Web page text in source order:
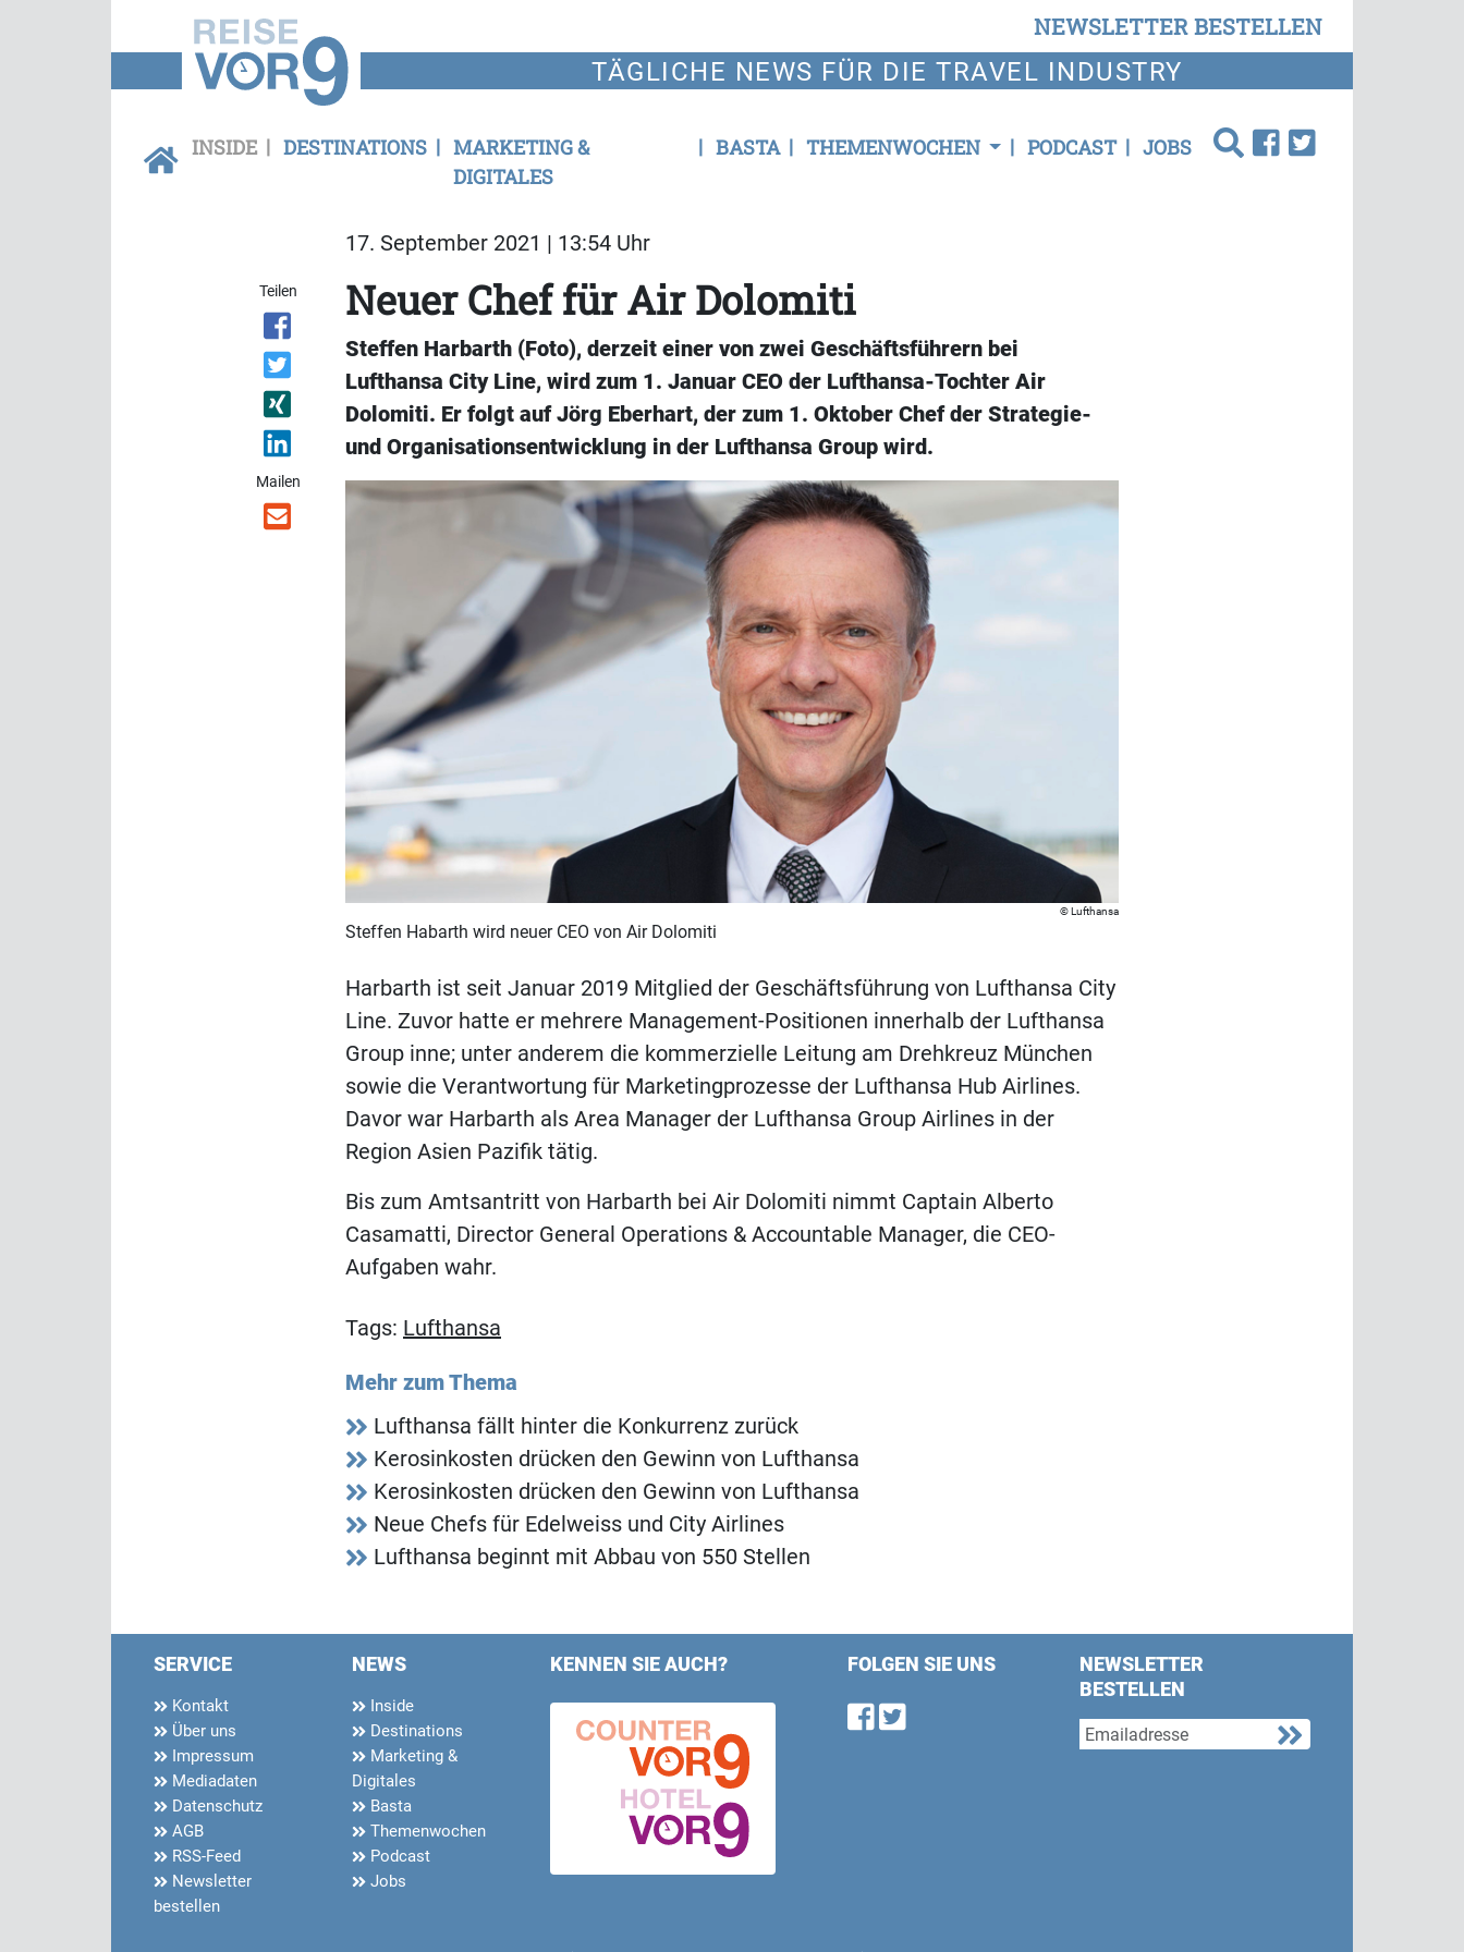
NEWSLETTER BESTELLEN
TÄGLICHE NEWS FÜR DIE TRAVEL INDUSTRY
INSIDE DESTINATIONS
MARKETING &
DIGITALES
BASTA THEMENWOCHEN PODCAST JOBS
17. September 2021 | 13:54 Uhr
Teilen
Mailen
Neuer Chef für Air Dolomiti
Steffen Harbarth (Foto), derzeit einer von zwei Geschäftsführern bei
Lufthansa City Line, wird zum 1. Januar CEO der Lufthansa-Tochter Air
Dolomiti. Er folgt auf Jörg Eberhart, der zum 1. Oktober Chef der Strategie-
und Organisationsentwicklung in der Lufthansa Group wird.
Lufthansa
Steffen Habarth wird neuer CEO von Air Dolomiti
Harbarth ist seit Januar 2019 Mitglied der Geschäftsführung von Lufthansa City
Line. Zuvor hatte er mehrere Management-Positionen innerhalb der Lufthansa
Group inne; unter anderem die kommerzielle Leitung am Drehkreuz München
sowie die Verantwortung für Marketingprozesse der Lufthansa Hub Airlines.
Davor war Harbarth als Area Manager der Lufthansa Group Airlines in der
Region Asien Pazifik tätig.
Bis zum Amtsantritt von Harbarth bei Air Dolomiti nimmt Captain Alberto
Casamatti, Director General Operations & Accountable Manager, die CEO-
Aufgaben wahr.
Tags: Lufthansa
Mehr zum Thema
Lufthansa fällt hinter die Konkurrenz zurück
Kerosinkosten drücken den Gewinn von Lufthansa
Kerosinkosten drücken den Gewinn von Lufthansa
Neue Chefs für Edelweiss und City Airlines
Lufthansa beginnt mit Abbau von 550 Stellen
SERVICE
Kontakt
Über uns
Impressum
Mediadaten
Datenschutz
AGB
RSS-Feed
Newsletter
bestellen
NEWS
Inside
Destinations
Marketing &
Digitales
Basta
Themenwochen
Podcast
Jobs
KENNEN SIE AUCH? FOLGEN SIE UNS
Find us on Facebook
Follow us on Twitter
NEWSLETTER
BESTELLEN